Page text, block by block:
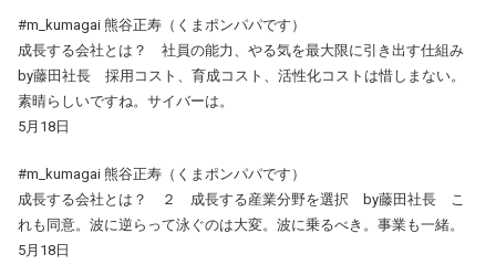
#m_kumagai 熊谷正寿（くまポンパパです）
成長する会社とは？ 社員の能力、やる気を最大限に引き出す仕組み
by藤田社長 採用コスト、育成コスト、活性化コストは惜しまない。
素晴らしいですね。サイバーは。
5月18日
#m_kumagai 熊谷正寿（くまポンパパです）
成長する会社とは？ ２ 成長する産業分野を選択 by藤田社長 こ
れも同意。波に逆らって泳ぐのは大変。波に乗るべき。事業も一緒。
5月18日